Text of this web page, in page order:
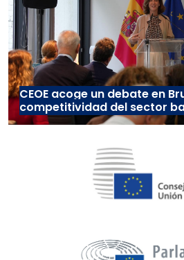
CEOE acoge un debate en
competitividad del sector